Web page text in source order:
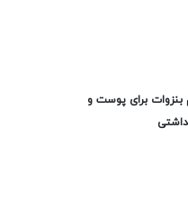
برای پوست و